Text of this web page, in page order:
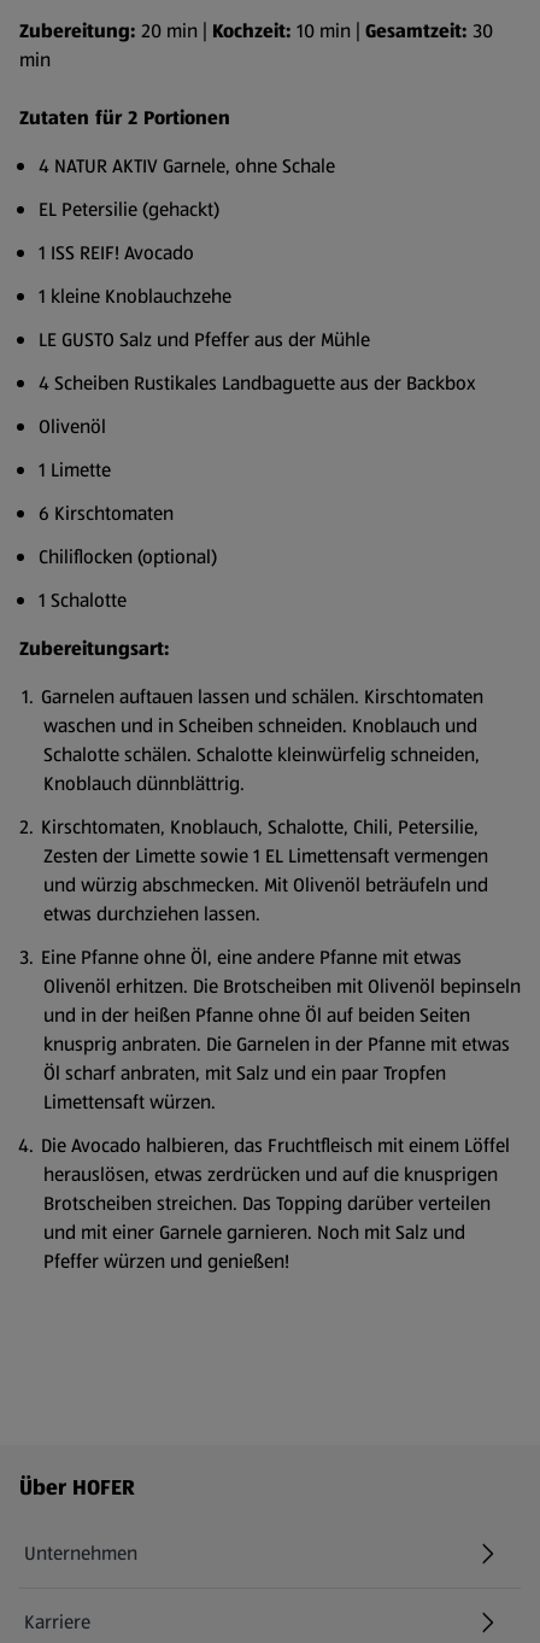
Zubereitung: 20 min | Kochzeit: 10 min | Gesamtzeit: 30
min
Zutaten für 2 Portionen
4 NATUR AKTIV Garnele, ohne Schale
EL Petersilie (gehackt)
1 ISS REIF! Avocado
1 kleine Knoblauchzehe
LE GUSTO Salz und Pfeffer aus der Mühle
4 Scheiben Rustikales Landbaguette aus der Backbox
Olivenöl
1 Limette
6 Kirschtomaten
Chiliflocken (optional)
1 Schalotte
Zubereitungsart:
Garnelen auftauen lassen und schälen. Kirschtomaten
waschen und in Scheiben schneiden. Knoblauch und
Schalotte schälen. Schalotte kleinwürfelig schneiden,
Knoblauch dünnblättrig.
Kirschtomaten, Knoblauch, Schalotte, Chili, Petersilie,
Zesten der Limette sowie 1 EL Limettensaft vermengen
und würzig abschmecken. Mit Olivenöl beträufeln und
etwas durchziehen lassen.
Eine Pfanne ohne Öl, eine andere Pfanne mit etwas
Olivenöl erhitzen. Die Brotscheiben mit Olivenöl bepinseln
und in der heißen Pfanne ohne Öl auf beiden Seiten
knusprig anbraten. Die Garnelen in der Pfanne mit etwas
Öl scharf anbraten, mit Salz und ein paar Tropfen
Limettensaft würzen.
Die Avocado halbieren, das Fruchtfleisch mit einem Löffel
herauslösen, etwas zerdrücken und auf die knusprigen
Brotscheiben streichen. Das Topping darüber verteilen
und mit einer Garnele garnieren. Noch mit Salz und
Pfeffer würzen und genießen!
Fußzeilenmenü - weitere Links
Über HOFER
Unternehmen
Karriere
(öffnet in einem neuen Tab)